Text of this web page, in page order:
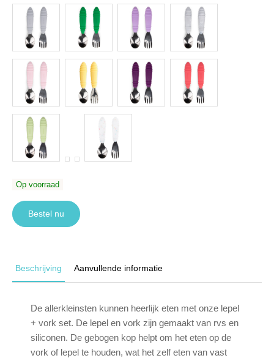
Op voorraad
Bestel nu
Beschrijving Aanvullende informatie
De allerkleinsten kunnen heerlijk eten met onze lepel
+ vork set. De lepel en vork zijn gemaakt van rvs en
siliconen. De gebogen kop helpt om het eten op de
vork of lepel te houden, wat het zelf eten van vast